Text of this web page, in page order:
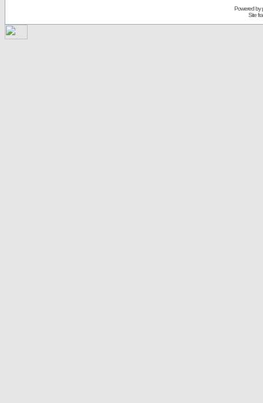
Powered by
Site